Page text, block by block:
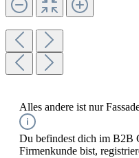
Alles andere ist nur
Du befindest dich im B2B
Firmenkunde bist,